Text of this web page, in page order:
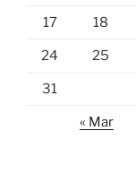
17 18
24 25
31
« Mar